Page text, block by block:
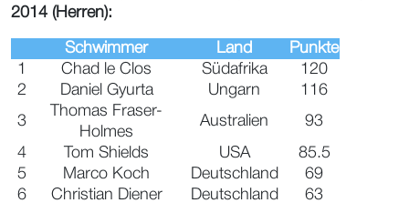
2014 (Herren):
Schwimmer Land
Punkte
1
Chad le Clos Südafrika
120
2
Daniel Gyurta Ungarn 116
3
Thomas Fraser-
Holmes
Australien 93
4 Tom Shields USA
85.5
5
Marco Koch Deutschland
69
6
Christian Diener Deutschland
63